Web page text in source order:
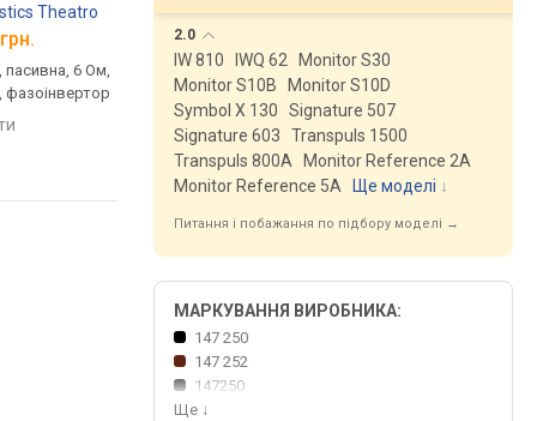
Theatro
6 Ом,
фазоінвертор
2.0
IW 810 IWQ 62
Monitor S30
Monitor S10B
Monitor S10D
Symbol X 130
Signature 507
Signature 603
Transpuls 1500
Transpuls 800A
Monitor Reference 2A
Monitor Reference 5A
Ще моделі ↓
Питання і побажання по підбору моделі →
МАРКУВАННЯ ВИРОБНИКА:
147 250
147 252
147250
Ще ↓